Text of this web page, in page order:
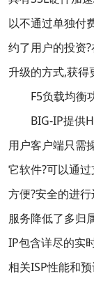
以不通过单独付
约了用户的投资
升级的方式,获得
F5负载均衡
BIG-IP提供
用户客户端只需
它软件?可以通
方便?安全的进
服务降低了多归
IP包含详尽的实
相关ISP性能和